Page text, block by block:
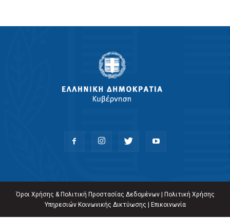
Όροι Χρήσης & Πολιτική Προστασίας Δεδομένων| Πολιτική Χρήσης
Υπηρεσιών Κοινωνικής Δικτύωσης | Επικοινωνία